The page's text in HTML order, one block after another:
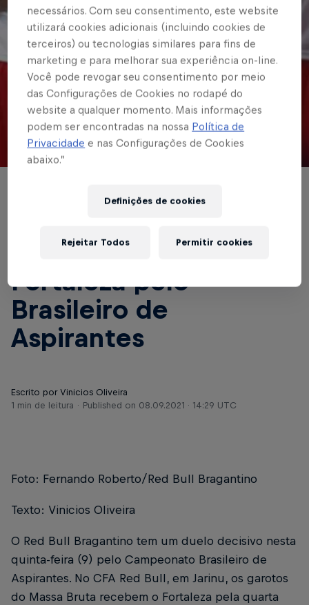
Braga recebem
Fortaleza pelo
Brasileiro de
Aspirantes
Escrito por Vinicios Oliveira
1 min de leitura
Published on 08.09.2021 · 14:29 UTC
Foto: Fernando Roberto/Red Bull Bragantino
Texto: Vinicios Oliveira
O Red Bull Bragantino tem um duelo decisivo nesta
quinta-feira (9) pelo Campeonato Brasileiro de
Aspirantes. No CFA Red Bull, em Jarinu, os garotos
do Massa Bruta recebem o Fortaleza pela quarta
necessários. Com seu consentimento, este website
utilizará cookies adicionais (incluindo cookies de
terceiros) ou tecnologias similares para fins de
marketing e para melhorar sua experiência on-line.
Você pode revogar seu consentimento por meio
das Configurações de Cookies no rodapé do
website a qualquer momento. Mais informações
podem ser encontradas na nossa Política de
Privacidade e nas Configurações de Cookies
abaixo.”
Definições de cookies
Rejeitar Todos Permitir cookies